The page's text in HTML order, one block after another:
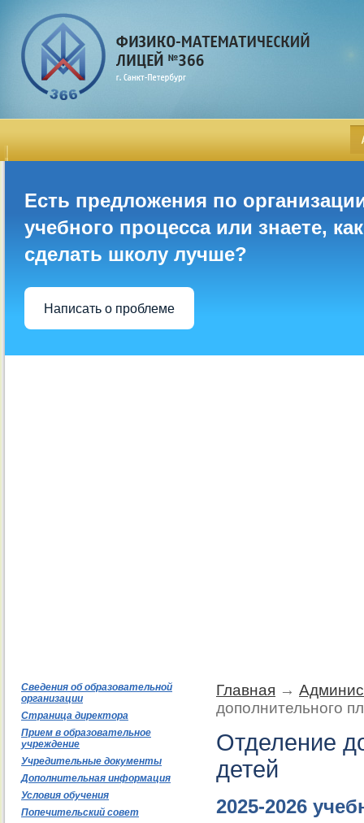
Есть предложения по
учебного процесса или знаете, как
сделать школу лучше?
Написать о проблеме
Главная →
дополнительного
Отделение
детей
2025-2026
Сведения об образовательной
организации
Страница директора
Прием в образовательное
учреждение
Учредительные документы
Дополнительная информация
Условия обучения
Попечительский совет